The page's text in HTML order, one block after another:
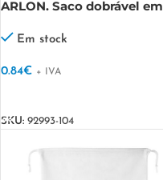
ARLON. Saco dobrável em
Em stock
0.84€ + IVA
SKU: 92993-104